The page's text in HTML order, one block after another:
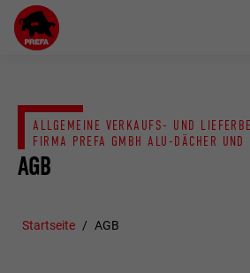
AGB
ALLGEMEINE VERKAUFS- UND
FIRMA PREFA GMBH ALU-DÄCHER UND
Startseite AGB